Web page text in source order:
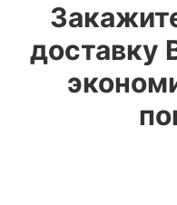
доставку